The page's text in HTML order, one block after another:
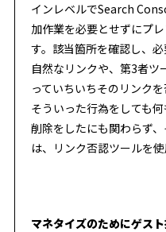
インレベルでSearch
加作業を必要とせずにプ
す。該当箇所を確認し、
自然なリンクや、第3者ツ
っていちいちそのリンク
そういった行為をしても
削除をしたにも関わらず
は、リンク否認ツールを使
マネタイズのためにゲス